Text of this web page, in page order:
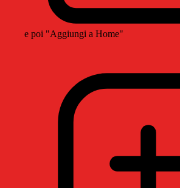
e poi "Aggiungi a Home"